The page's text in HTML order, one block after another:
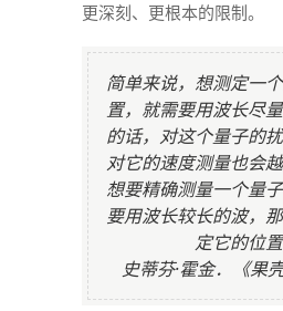
更深刻、更根本的限制。
简单来说，想测定一
置，就需要用波长尽
的话，对这个量子的扰
对它的速度测量也会
想要精确测量一个量
要用波长较长的波，
定它的位置
史蒂芬·霍金．《果